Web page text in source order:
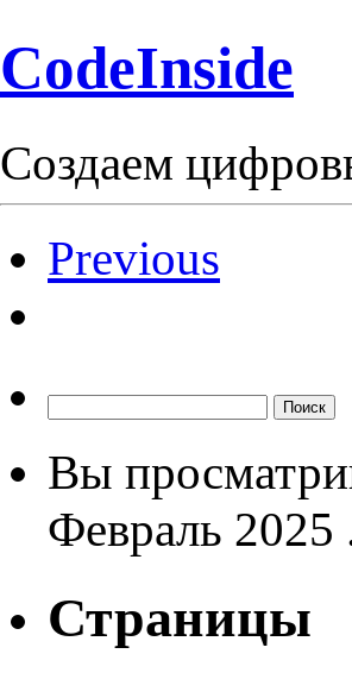
CodeInside
Создаем
Previous
Найти:
Вы
Февраль 2025
Страницы